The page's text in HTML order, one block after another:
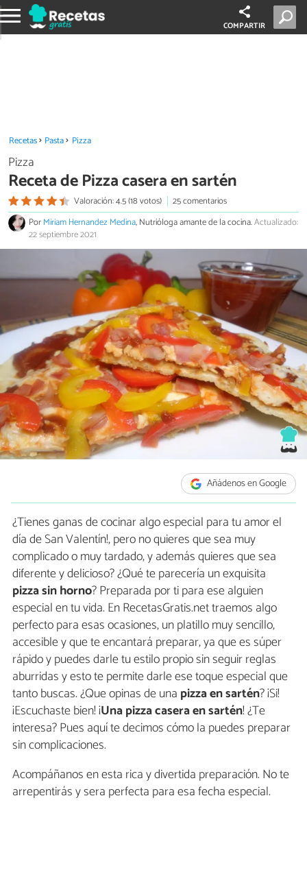
COMPARTIR
Recetas Pasta Pizza
Pizza
Receta de Pizza casera en sartén
Valoración: 4.5 (18 votos)
25 comentarios
PorMiriam Hernandez Medina, Nutrióloga amante de la cocina.Actualizado:
22 septiembre 2021
Añádenos en Google
¿Tienes ganas de cocinar algo especial para tu amor el
día de San Valentín!, pero no quieres que sea muy
complicado o muy tardado, y además quieres que sea
diferente y delicioso? ¿Qué te parecería un exquisita
pizza sin horno? Preparada por ti para ese alguien
especial en tu vida. En RecetasGratis.net traemos algo
perfecto para esas ocasiones, un platillo muy sencillo,
accesible y que te encantará preparar, ya que es súper
rápido y puedes darle tu estilo propio sin seguir reglas
aburridas y esto te permite darle ese toque especial que
tanto buscas. ¿Que opinas de una pizza en sartén? ¡Si!
¡Escuchaste bien! ¡Una pizza casera en sartén! ¿Te
interesa? Pues aquí te decimos cómo la puedes preparar
sin complicaciones.
Acompáñanos en esta rica y divertida preparación. No te
arrepentirás y sera perfecta para esa fecha especial.